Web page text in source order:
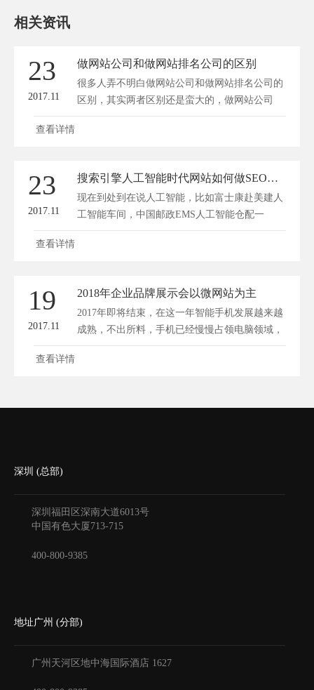
相关资讯
23
2017.11
做网站公司和做网站排名公司的区别
很多人弄不明白做网站公司和做网站排名公司的
区别，其实两者区别还是蛮大的，做网站公司
一...
查看详情
23
2017.11
搜索引擎人工智能时代网站如何做SEO才靠谱
现在到处到在说人工智能，比如富士康赴美建人
工智能车间，中国邮政EMS人工智能仓配一
体，...
查看详情
19
2017.11
2018年企业品牌展示会以微网站为主
2017年即将结束，在这一年智能手机发展越来越
成熟，不出所料，手机已经慢慢占领电脑领域，
大家...
查看详情
深圳 (总部)
深圳福田区深南大道6013号
中国有色大厦 713-715
400-800-9385
地址广州 (分部)
广州天河区地中海国际酒店 1627